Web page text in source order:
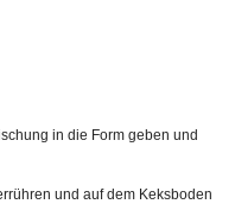
in die Form geben und
und auf dem Keksboden